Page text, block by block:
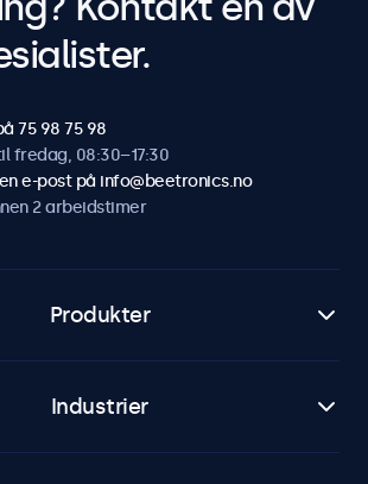
75 98 75 98
fredag, 08:30–17:30
e-post på info@beetronics.no
2 arbeidstimer
Produkter
Industrier